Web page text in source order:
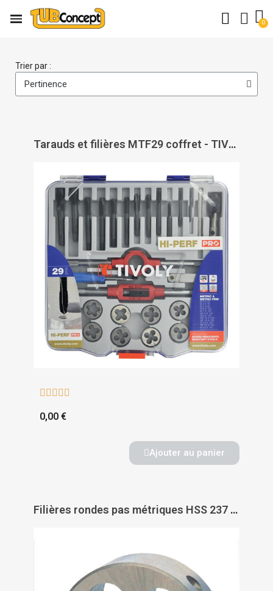
Trier par :
Tarauds et filières MTF29 coffret - TIVOLY
    
0,00 €
Ajouter au panier
Filières rondes pas métriques HSS 237 - RUKO